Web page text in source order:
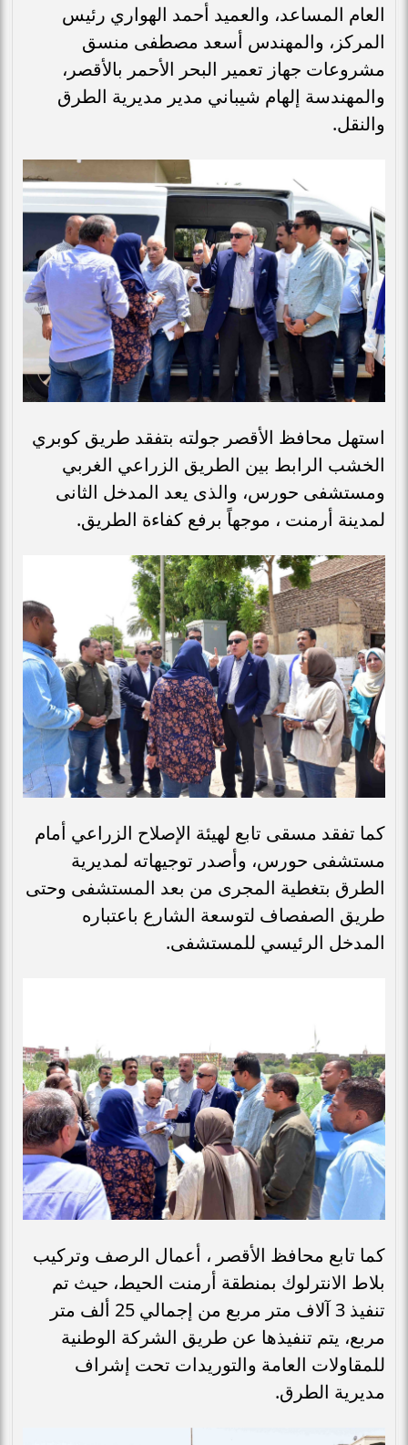
العام المساعد، والعميد أحمد الهواري رئيس
المركز، والمهندس أسعد مصطفى منسق
مشروعات جهاز تعمير البحر الأحمر بالأقصر،
والمهندسة إلهام شيباني مدير مديرية الطرق
والنقل.
استهل محافظ الأقصر جولته بتفقد طريق كوبري
الخشب الرابط بين الطريق الزراعي الغربي
ومستشفى حورس، والذى يعد المدخل الثانى
لمدينة أرمنت ، موجهاً برفع كفاءة الطريق.
كما تفقد مسقى تابع لهيئة الإصلاح الزراعي أمام
مستشفى حورس، وأصدر توجيهاته لمديرية
الطرق بتغطية المجرى من بعد المستشفى وحتى
طريق الصفصاف لتوسعة الشارع باعتباره
المدخل الرئيسي للمستشفى.
كما تابع محافظ الأقصر ، أعمال الرصف وتركيب
بلاط الانترلوك بمنطقة أرمنت الحيط، حيث تم
تنفيذ 3 آلاف متر مربع من إجمالي 25 ألف متر
مربع، يتم تنفيذها عن طريق الشركة الوطنية
للمقاولات العامة والتوريدات تحت إشراف
مديرية الطرق.